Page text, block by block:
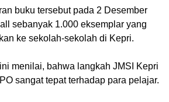
buku tersebut pada 2 Desember
sebanyak 1.000 eksemplar yang
ke sekolah-sekolah di Kepri.
menilai, bahwa langkah JMSI Kepri
sangat tepat terhadap para pelajar.